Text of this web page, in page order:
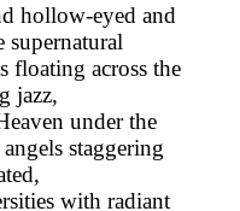
hollow-eyed and
floating across the
jazz,
under the
staggering
with radiant